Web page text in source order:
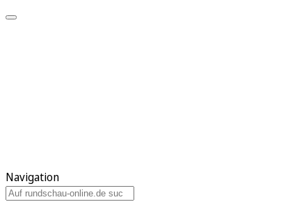
Navigation